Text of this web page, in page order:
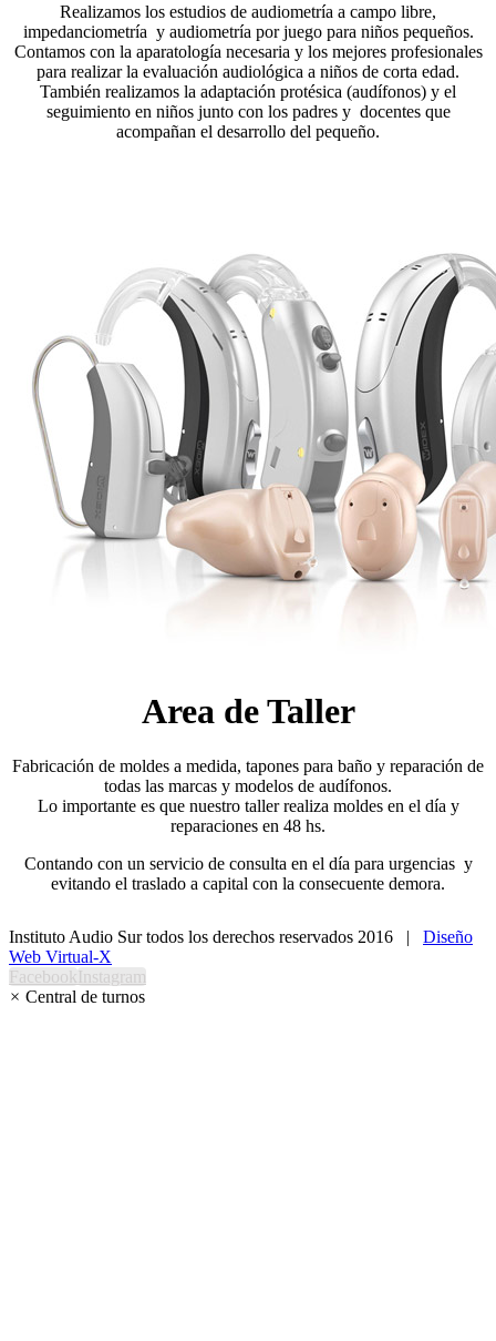
Realizamos los estudios de audiometría a campo libre,
impedanciometría y audiometría por juego para niños pequeños.
Contamos con la aparatología necesaria y los mejores profesionales
para realizar la evaluación audiológica a niños de corta edad.
También realizamos la adaptación protésica (audífonos) y el
seguimiento en niños junto con los padres y docentes que
acompañan el desarrollo del pequeño.
Area de Taller
Fabricación de moldes a medida, tapones para baño y reparación de
todas las marcas y modelos de audífonos.
Lo importante es que nuestro taller realiza moldes en el día y
reparaciones en 48 hs.
Contando con un servicio de consulta en el día para urgencias y
evitando el traslado a capital con la consecuente demora.
Instituto Audio Sur todos los derechos reservados 2016 | Diseño
Web Virtual-X
Facebook Instagram
× Central de turnos